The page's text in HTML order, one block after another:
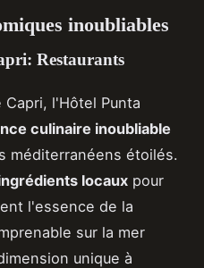
inoubliables
Restaurants
l'Hôtel Punta
culinaire inoubliable
méditerranéens étoilés.
locaux pour
l'essence de la
sur la mer
unique à